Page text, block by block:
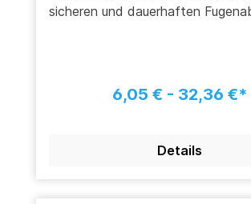
sicheren und dauerhaften
6,05 € - 32,36 €*
Details